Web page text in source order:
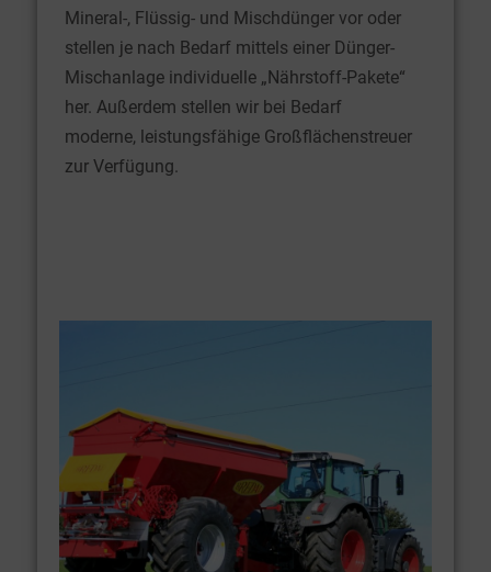
Mineral-, Flüssig- und Mischdünger vor oder
stellen je nach Bedarf mittels einer Dünger-
Mischanlage individuelle „Nährstoff-Pakete“
her. Außerdem stellen wir bei Bedarf
moderne, leistungsfähige Großflächenstreuer
zur Verfügung.